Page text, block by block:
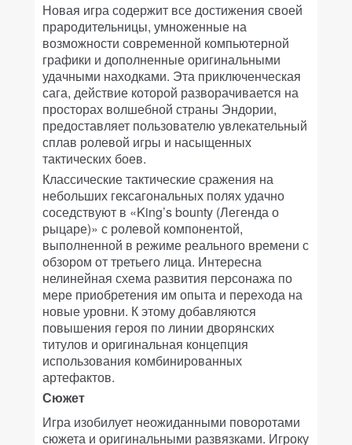
Новая игра содержит все достижения своей
прародительницы, умноженные на
возможности современной компьютерной
графики и дополненные оригинальными
удачными находками. Эта приключенческая
сага, действие которой разворачивается на
просторах волшебной страны Эндории,
предоставляет пользователю увлекательный
сплав ролевой игры и насыщенных
тактических боев.
Классические тактические сражения на
небольших гексагональных полях удачно
соседствуют в «King’s bounty (Легенда о
рыцаре)» с ролевой компонентой,
выполненной в режиме реального времени с
обзором от третьего лица. Интересна
нелинейная схема развития персонажа по
мере приобретения им опыта и перехода на
новые уровни. К этому добавляются
повышения героя по линии дворянских
титулов и оригинальная концепция
использования комбинированных
артефактов.
Сюжет
Игра изобилует неожиданными поворотами
сюжета и оригинальными развязками. Игроку